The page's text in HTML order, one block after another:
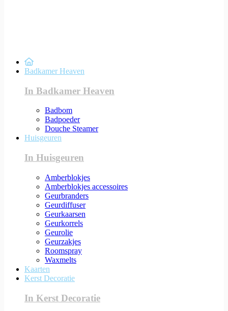
Badkamer Heaven
In Badkamer Heaven
Badbom
Badpoeder
Douche Steamer
Huisgeuren
In Huisgeuren
Amberblokjes
Amberblokjes accessoires
Geurbranders
Geurdiffuser
Geurkaarsen
Geurkorrels
Geurolie
Geurzakjes
Roomspray
Waxmelts
Kaarten
Kerst Decoratie
In Kerst Decoratie